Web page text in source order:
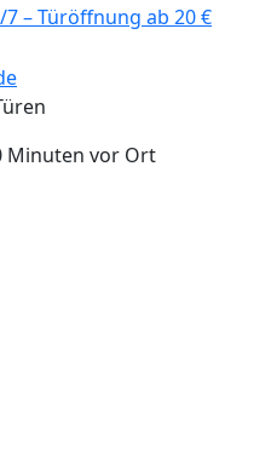
Minuten vor Ort